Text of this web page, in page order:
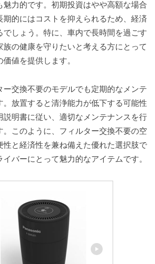
魅力的です。初期投資はやや高額な場合
期的にはコストを抑えられるため、経済
でしょう。特に、車内で長時間を過ごす
族の健康を守りたいと考える方にとって
値を提供します。
ー交換不要のモデルでも定期的なメンテ
。放置すると清浄能力が低下する可能性
説明書に従い、適切なメンテナンスを行
。このように、フィルター交換不要の空
性と経済性を兼ね備えた優れた選択肢で
バーにとって魅力的なアイテムです。